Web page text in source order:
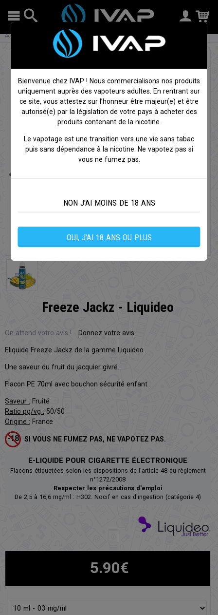
Accueil E-liquides 10ml Freeze Jackz - Liquideo
Freeze Jackz - Liquideo
On attend votre avis ! Donnez votre avis
Eliquide Freeze Jackz de la gamme Liquideo.
Une saveur du fruit du jacquier givré.
Flacon PE 70ml avec bouchon sécurité enfant.
Saveur : Fruité
Ratio pg/vg : 50/50
Origine : France
SI VOUS NE FUMEZ PAS, NE VAPOTEZ PAS.
E-LIQUIDE POUR CIGARETTE ÉLECTRONIQUE
Flacons étiquetées selon les dispositions de l'article 48 du règlement
n°1272/2008
Respecter les précautions d'emploi
De 2,5 à 16,6 mg/ml : H302. Nocif en cas d'ingestion (catégorie 4)
5.90€
Bienvenue chez IVAP ! Nous commercialisons nos produits
uniquement auprès des vapoteurs adultes. En rentrant sur
ce site, vous attestez sur l’honneur être majeur(e) et être
autorisé(e) par la législation de votre pays à acheter des
produits contenant de la nicotine.
Le vapotage est une transition vers une vie sans tabac
puis sans dépendance à la nicotine. Ne vapotez pas si
vous ne fumez pas.
NON J'AI MOINS DE 18 ANS
OUI, J'AI 18 ANS OU PLUS